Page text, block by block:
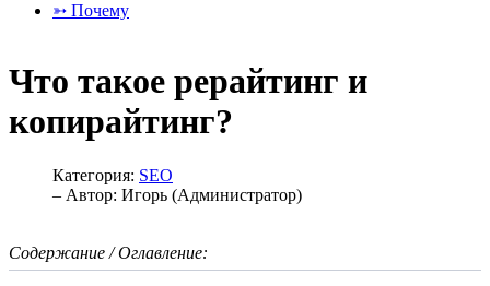
➳ Почему
Что такое рерайтинг и
копирайтинг?
Категория: SEO
– Автор: Игорь (Администратор)
Содержание / Оглавление: